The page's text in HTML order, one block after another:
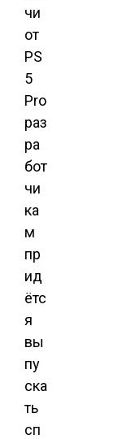
чи
от
PS
5
Pro
раз
ра
бот
чи
ка
м
пр
ид
ётс
я
вы
пу
ска
ть
сп